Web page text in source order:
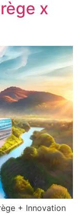
x
+ Innovation